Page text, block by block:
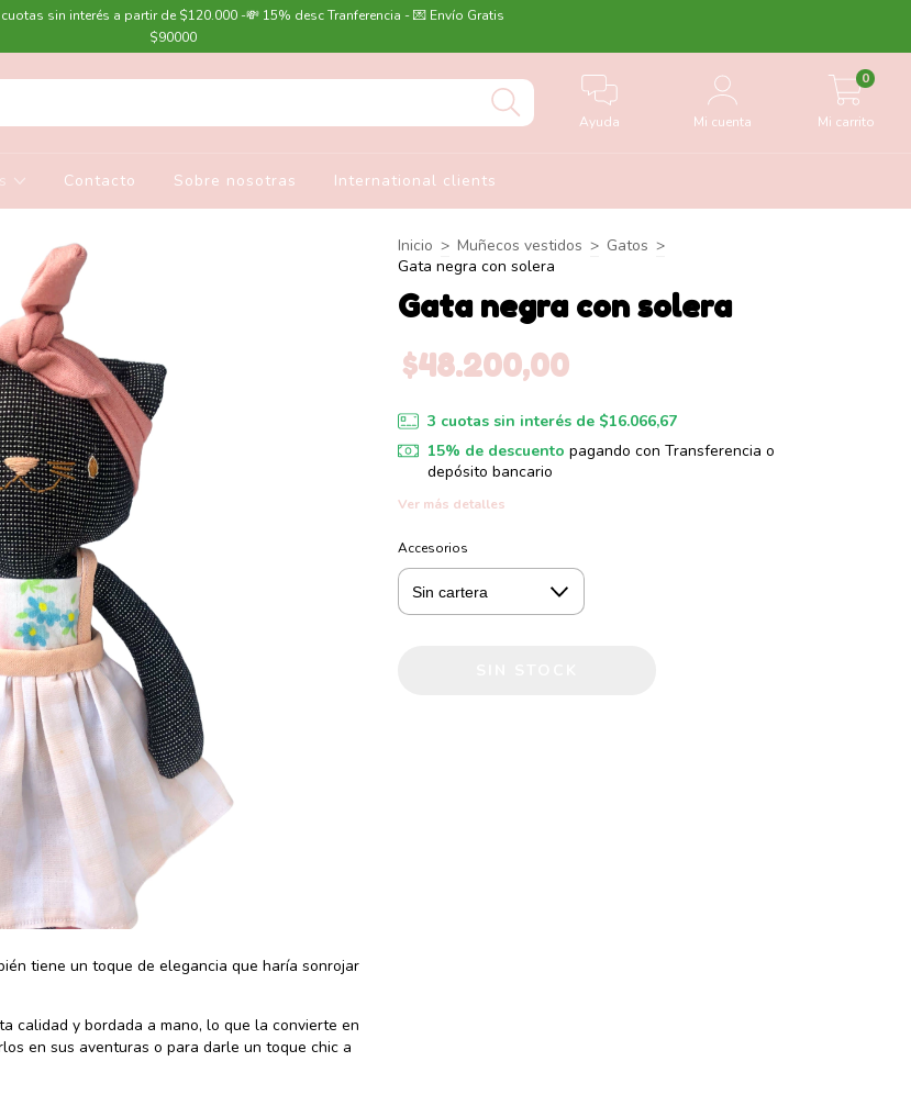
sin interés a partir de $120.000 -💸 15% desc Tranferencia - 💌 Envío Gratis
$90000
Ayuda Mi cuenta Mi carrito
0
Contacto Sobre nosotras International clients
tiene un toque de elegancia que haría sonrojar
calidad y bordada a mano, lo que la convierte en
en sus aventuras o para darle un toque chic a
Inicio > Muñecos vestidos > Gatos >
Gata negra con solera
Gata negra con solera
$48.200,00
3 cuotas sin interés de $16.066,67
15% de descuento pagando con Transferencia o
depósito bancario
Ver más detalles
Accesorios